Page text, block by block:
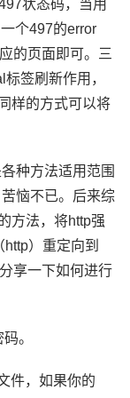
状态码，当用
个497的error
的页面即可。三
签刷新作用，
样的方式可以将
种方法适用范围
恼不已。后来综
方法，将http强
）重定向到
享一下如何进行
。
件，如果你的